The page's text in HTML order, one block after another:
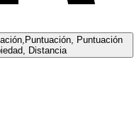
Puntuación
Distancia